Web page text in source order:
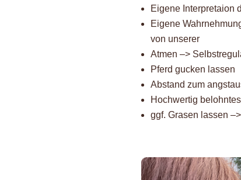
Eigene Interpretaion
Eigene
von unserer
Atmen –>
Pferd gucken lassen
Abstand zum
Hochwertig
ggf. Grasen lassen